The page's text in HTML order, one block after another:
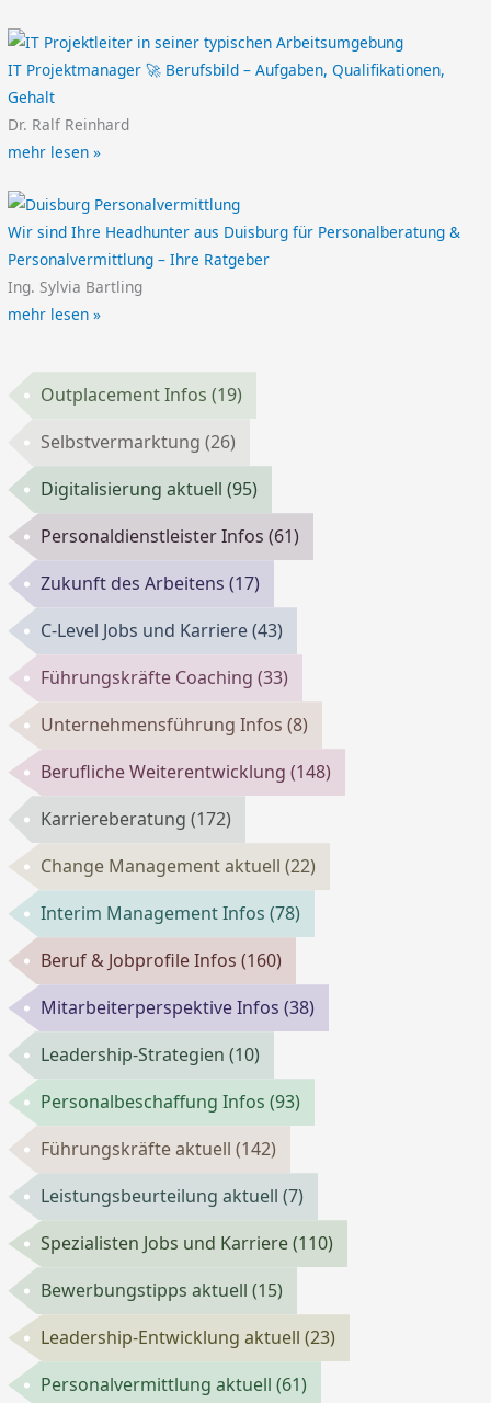
IT Projektmanager 🚀 Berufsbild – Aufgaben, Qualifikationen,
Gehalt
Dr. Ralf Reinhard
mehr lesen »
Wir sind Ihre Headhunter aus Duisburg für Personalberatung &
Personalvermittlung – Ihre Ratgeber
Ing. Sylvia Bartling
mehr lesen »
Outplacement Infos(19)
Selbstvermarktung(26)
Digitalisierung aktuell(95)
Personaldienstleister Infos(61)
Zukunft des Arbeitens(17)
C-Level Jobs und Karriere(43)
Führungskräfte Coaching(33)
Unternehmensführung Infos(8)
Berufliche Weiterentwicklung(148)
Karriereberatung(172)
Change Management aktuell(22)
Interim Management Infos(78)
Beruf & Jobprofile Infos(160)
Mitarbeiterperspektive Infos(38)
Leadership-Strategien(10)
Personalbeschaffung Infos(93)
Führungskräfte aktuell(142)
Leistungsbeurteilung aktuell(7)
Spezialisten Jobs und Karriere(110)
Bewerbungstipps aktuell(15)
Leadership-Entwicklung aktuell(23)
Personalvermittlung aktuell(61)